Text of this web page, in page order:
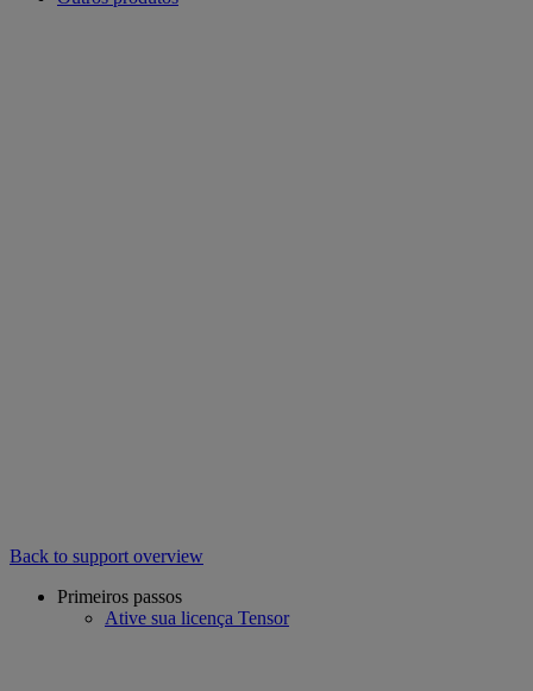
Back to support overview
Primeiros passos
Ative sua licença Tensor